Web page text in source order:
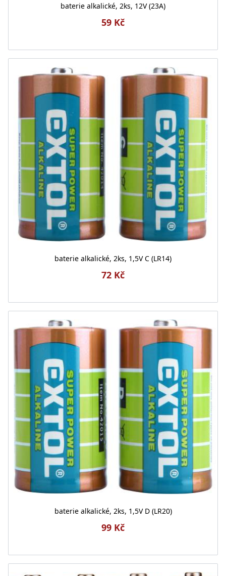
baterie alkalické, 2ks, 12V (23A)
59 Kč
baterie alkalické, 2ks, 1,5V C (LR14)
72 Kč
baterie alkalické, 2ks, 1,5V D (LR20)
99 Kč